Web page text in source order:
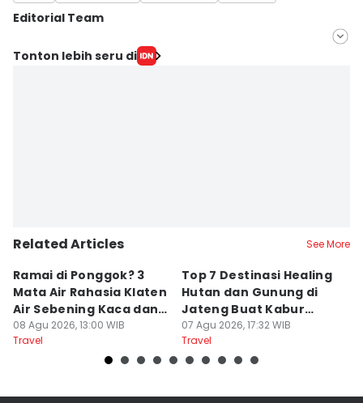
Editorial Team
Editor
Tonton lebih seru di
Related Articles See More
Ramai di Ponggok? 3
Mata Air Rahasia Klaten
Air Sebening Kaca dan
Masih Sepi
08 Agu 2026, 13:00 WIB
Travel
Top 7 Destinasi Healing
Hutan dan Gunung di
Jateng Buat Kabur
Sejenak, Under Rp200
Ribu
07 Agu 2026, 17:32 WIB
Travel